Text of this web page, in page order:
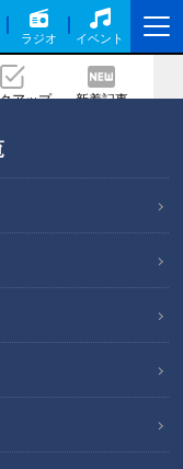
ラジオ イベント
アップ 新着記事
藁焼き体
クトグル